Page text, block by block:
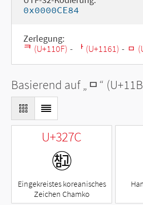
0x0000CE84
Zerlegung:
ᄏ (U+110F) - ᅡ (U+1161) - ᆷ
Basierend auf „ᆷ“
U+327C
㉼
Eingekreistes koreanisches
Zeichen Chamko